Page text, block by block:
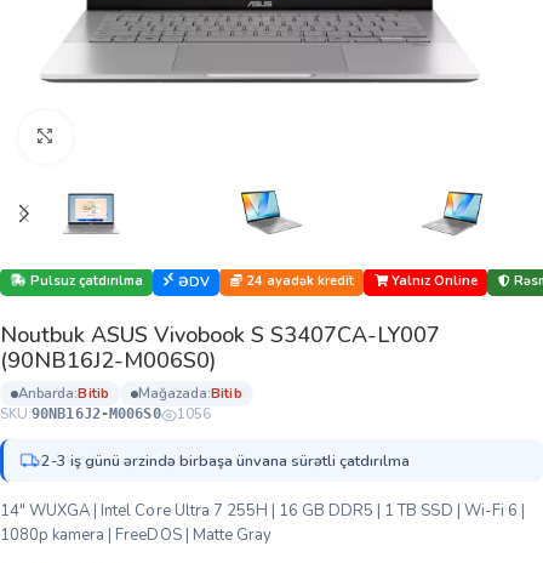
Pulsuz çatdırılma ƏDV 24 ayadək kredit Yalnız Online
Noutbuk ASUS Vivobook S S3407CA-LY007
(90NB16J2-M006S0)
anbarda: bi̇ti̇b mağazada: bi̇ti̇b
SKU:90NB16J2-M006S0 1056
2-3 iş günü ərzində birbaşa ünvana sürətli çatdırılma
14″ WUXGA | Intel Core Ultra 7 255H | 16 GB DDR5 | 1 TB SSD | Wi-Fi 6 |
1080p kamera | FreeDOS | Matte Gray